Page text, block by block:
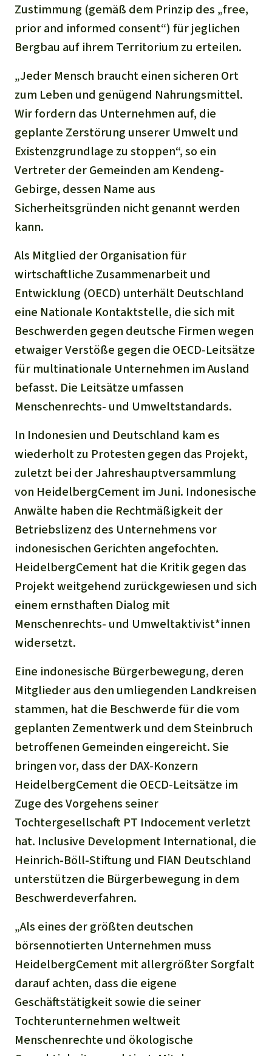
Zustimmung (gemäß dem Prinzip des „free,
prior and informed consent“) für jeglichen
Bergbau auf ihrem Territorium zu erteilen.
„Jeder Mensch braucht einen sicheren Ort
zum Leben und genügend Nahrungsmittel.
Wir fordern das Unternehmen auf, die
geplante Zerstörung unserer Umwelt und
Existenzgrundlage zu stoppen“, so ein
Vertreter der Gemeinden am Kendeng-
Gebirge, dessen Name aus
Sicherheitsgründen nicht genannt werden
kann.
Als Mitglied der Organisation für
wirtschaftliche Zusammenarbeit und
Entwicklung (OECD) unterhält Deutschland
eine Nationale Kontaktstelle, die sich mit
Beschwerden gegen deutsche Firmen wegen
etwaiger Verstöße gegen die OECD-Leitsätze
für multinationale Unternehmen im Ausland
befasst. Die Leitsätze umfassen
Menschenrechts- und Umweltstandards.
In Indonesien und Deutschland kam es
wiederholt zu Protesten gegen das Projekt,
zuletzt bei der Jahreshauptversammlung
von HeidelbergCement im Juni. Indonesische
Anwälte haben die Rechtmäßigkeit der
Betriebslizenz des Unternehmens vor
indonesischen Gerichten angefochten.
HeidelbergCement hat die Kritik gegen das
Projekt weitgehend zurückgewiesen und sich
einem ernsthaften Dialog mit
Menschenrechts- und Umweltaktivist*innen
widersetzt.
Eine indonesische Bürgerbewegung, deren
Mitglieder aus den umliegenden Landkreisen
stammen, hat die Beschwerde für die vom
geplanten Zementwerk und dem Steinbruch
betroffenen Gemeinden eingereicht. Sie
bringen vor, dass der DAX-Konzern
HeidelbergCement die OECD-Leitsätze im
Zuge des Vorgehens seiner
Tochtergesellschaft PT Indocement verletzt
hat. Inclusive Development International, die
Heinrich-Böll-Stiftung und FIAN Deutschland
unterstützen die Bürgerbewegung in dem
Beschwerdeverfahren.
„Als eines der größten deutschen
börsennotierten Unternehmen muss
HeidelbergCement mit allergrößter Sorgfalt
darauf achten, dass die eigene
Geschäftstätigkeit sowie die seiner
Tochterunternehmen weltweit
Menschenrechte und ökologische